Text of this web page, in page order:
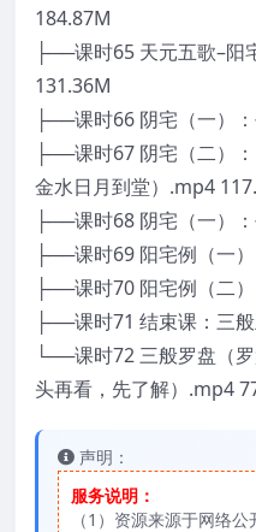
184.87M
├──课时65 天元五歌–
131.36M
├──课时66 阴宅（一）
├──课时67 阴宅（二）
金水日月到堂）.mp4
├──课时68 阴宅（一）
├──课时69 阳宅例（一
├──课时70 阳宅例（二
├──课时71 结束课：三
└──课时72 三般罗盘（
头再看，先了解）.mp4
声明：
服务说明：
（1）资源来源于网络